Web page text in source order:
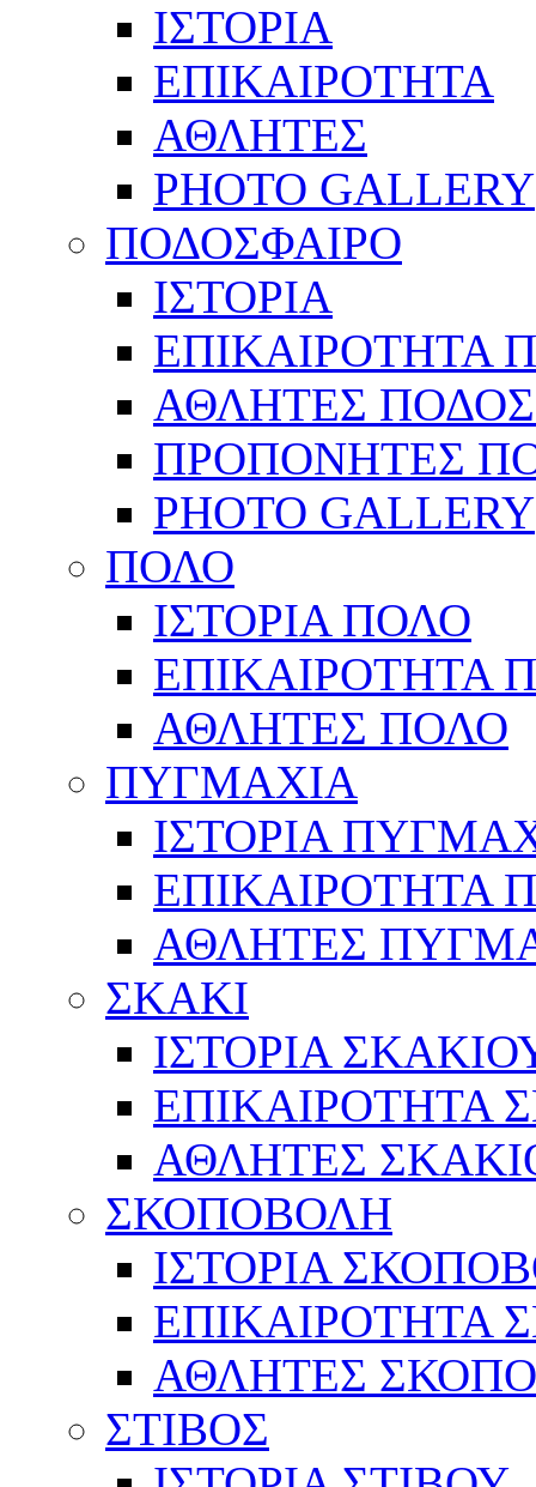
ΙΣΤΟΡΙΑ
ΕΠΙΚΑΙΡΟΤΗΤΑ
ΑΘΛΗΤΕΣ
PHOTO GALLERY
ΠΟΔΟΣΦΑΙΡΟ
ΙΣΤΟΡΙΑ
ΕΠΙΚΑΙΡΟΤΗΤΑ
ΑΘΛΗΤΕΣ
ΠΡΟΠΟΝΗΤΕΣ
PHOTO GALLERY
ΠΟΛΟ
ΙΣΤΟΡΙΑ ΠΟΛΟ
ΕΠΙΚΑΙΡΟΤΗΤΑ
ΑΘΛΗΤΕΣ ΠΟΛΟ
ΠΥΓΜΑΧΙΑ
ΙΣΤΟΡΙΑ
ΕΠΙΚΑΙΡΟΤΗΤΑ
ΑΘΛΗΤΕΣ
ΣΚΑΚΙ
ΙΣΤΟΡΙΑ
ΕΠΙΚΑΙΡΟΤΗΤΑ
ΑΘΛΗΤΕΣ
ΣΚΟΠΟΒΟΛΗ
ΙΣΤΟΡΙΑ
ΕΠΙΚΑΙΡΟΤΗΤΑ
ΑΘΛΗΤΕΣ
ΣΤΙΒΟΣ